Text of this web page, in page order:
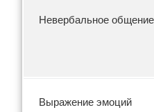
Невербальное общение
Выражение эмоций